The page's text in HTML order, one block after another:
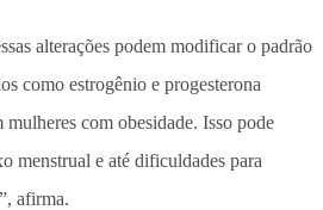
alterações podem modificar o padrão
como estrogênio e progesterona
mulheres com obesidade. Isso pode
menstrual e até dificuldades para
afirma.